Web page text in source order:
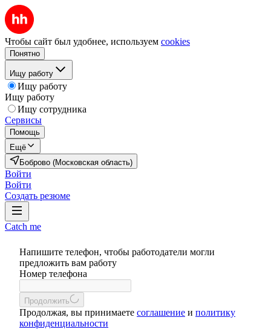
Чтобы сайт был удобнее, используем cookies
Понятно
Ищу работу
Ищу работу
Ищу работу
Ищу сотрудника
Сервисы
Помощь
Ещё
Боброво (Московская область)
Войти
Войти
Создать резюме
Catch me
Напишите телефон, чтобы работодатели могли
предложить вам работу
Номер телефона
Продолжить
Продолжая, вы принимаете соглашение и политику
конфиденциальности